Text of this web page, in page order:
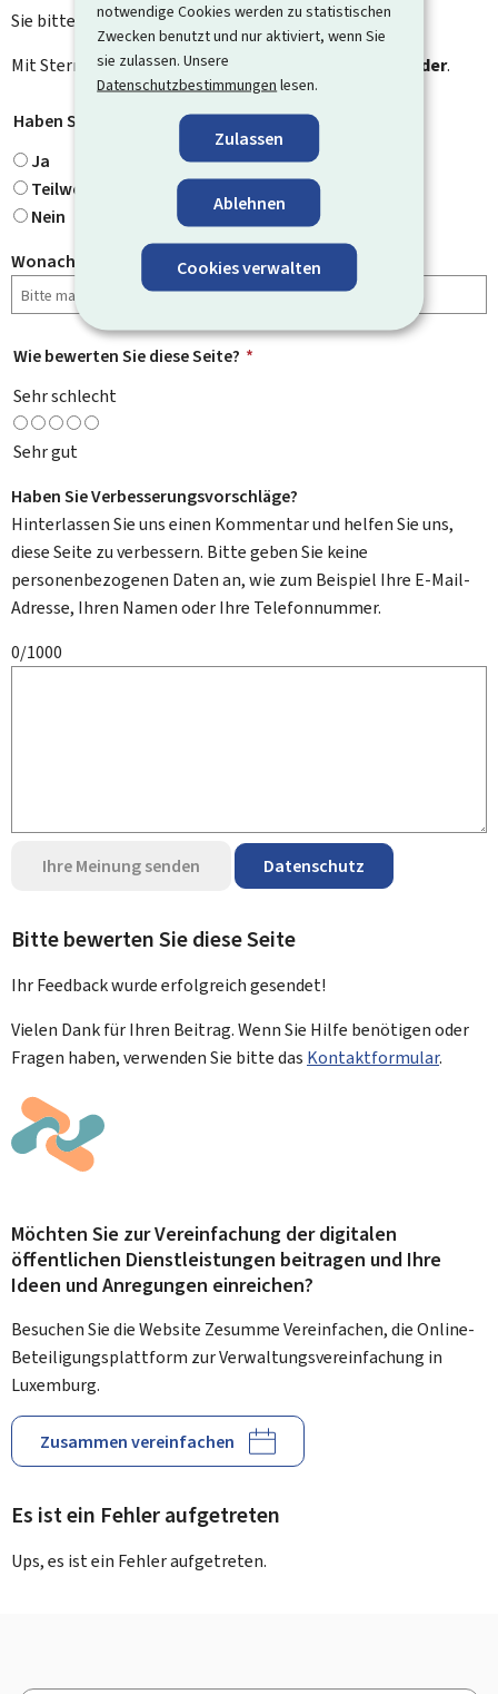
notwendige Cookies werden zu statistischen
Zwecken benutzt und nur aktiviert, wenn Sie
sie zulassen. Unsere
Datenschutzbestimmungen lesen.
Zulassen
Ablehnen
Cookies verwalten
Sie bitte das Kontaktformular.
Mit Stern gekennzeichnete Felder (
Pflichtfelder.
Haben Sie gefunden, wonach Sie gesucht haben?
Ja
Teilweise
Nein
Wonach haben Sie gesucht?
Wie bewerten Sie diese Seite? *
Sehr schlecht
Sehr gut
Haben Sie Verbesserungsvorschläge?
Hinterlassen Sie uns einen Kommentar und helfen Sie uns,
diese Seite zu verbessern. Bitte geben Sie keine
personenbezogenen Daten an, wie zum Beispiel Ihre E-Mail-
Adresse, Ihren Namen oder Ihre Telefonnummer.
0/1000
Ihre Meinung senden Datenschutz
Bitte bewerten Sie diese Seite
Ihr Feedback wurdeerfolgreichgesendet!
Vielen Dank für Ihren Beitrag. Wenn Sie Hilfe benötigen oder
Fragen haben, verwenden Sie bitte das Kontaktformular.
Möchten Sie zur Vereinfachung der digitalen
öffentlichen Dienstleistungen beitragen und Ihre
Ideen und Anregungen einreichen?
Besuchen Sie die Website Zesumme Vereinfachen, die Online-
Beteiligungsplattform zur Verwaltungsvereinfachung in
Luxemburg.
Zusammen vereinfachen
Es ist ein Fehler aufgetreten
Ups, es ist ein Fehler aufgetreten.